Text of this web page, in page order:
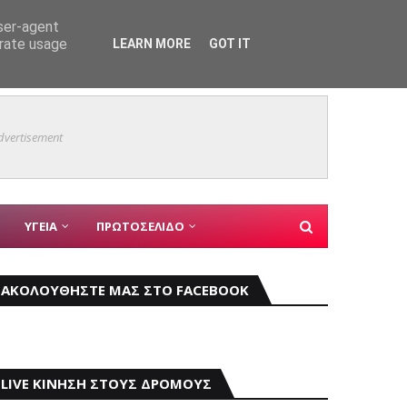
ΑΘΛΗΤΙΣΜΟΣ
ΥΓΕΙΑ ΠΡΩΤΟΣΕΛΙΔΟ
ΑΚΟΛΟΥΘΗΣΤΕ ΜΑΣ ΣΤΟ FACEBOOK
LIVE ΚΙΝΗΣΗ ΣΤΟΥΣ ΔΡΟΜΟΥΣ
agent
usage
LEARN MORE GOT IT